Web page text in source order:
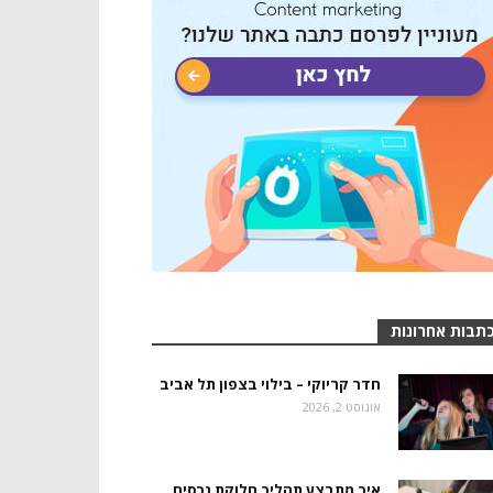
אחרונות
חדר קריוקי – בילוי בצפון תל אביב
אוגוסט 2, 2026